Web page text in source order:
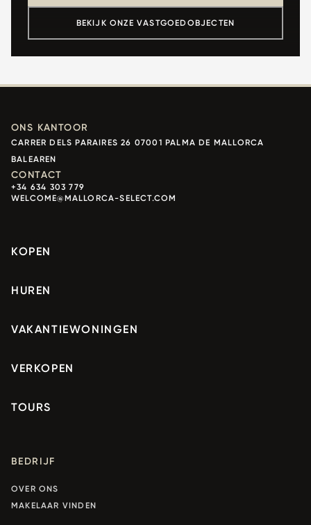
BEKIJK ONZE VASTGOEDOBJECTEN
ONS KANTOOR
CARRER DELS PARAIRES 26 07001 PALMA DE MALLORCA
BALEAREN
CONTACT
+34 634 303 779
WELCOME@MALLORCA-SELECT.COM
KOPEN
HUREN
VAKANTIEWONINGEN
VERKOPEN
TOURS
BEDRIJF
OVER ONS
MAKELAAR VINDEN